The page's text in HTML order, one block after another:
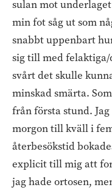
sulan mot
min fot såg ut som
snabbt uppenbart
sig till med
svårt det skulle
minskad smärta.
från första stund.
morgon till kväll i
återbesökstid
explicit till mig att
jag hade ortosen,